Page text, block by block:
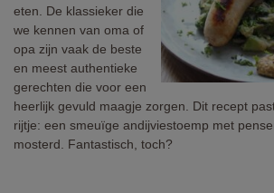
eten. De klassieker die
we kennen van oma of
opa zijn vaak de beste
en meest authentieke
gerechten die voor een
heerlijk gevuld maagje zorgen. Dit recept
rijtje: een smeuïge andijviestoemp met
mosterd. Fantastisch, toch?